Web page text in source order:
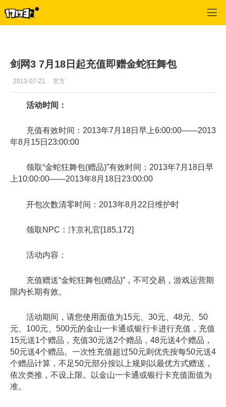
剑网3 7月18日起充值即赠金蛇狂舞包
2013-07-21 官方
活动时间：
充值有效时间：2013年7月18日早上6:00:00——2013
年8月15日23:00:00
领取“金蛇狂舞包(赠品)”有效时间：2013年7月18日早
上10:00:00——2013年8月18日23:00:00
开包次数清零时间：2013年8月22日维护时
领取NPC：汴京礼官[185,172]
活动内容：
充值赠送“金蛇狂舞包(赠品)”，不可交易，游戏运营期
限内长期有效。
活动期间，请您使用面值为15元、30元、48元、50
元、100元、500元的金山一卡通或银行卡进行充值，充值
15元送1个赠品，充值30元送2个赠品，48元送4个赠品，
50元送4个赠品。一次性充值超过50元则优先按每50元送4
个赠品计算，不足50元部分按以上规则以最优方式赠送，
依次类推，不设上限。以金山一卡通或银行卡充值面值为
准。